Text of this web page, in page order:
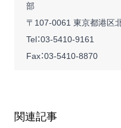
部
〒107-0061 東京都港区
Tel：03-5410-9161
Fax：03-5410-8870
関連記事